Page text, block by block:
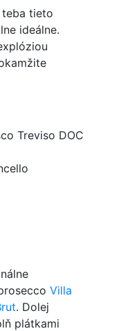
teba tieto
ideálne.
Treviso DOC
Villa
. Dolej
plátkami